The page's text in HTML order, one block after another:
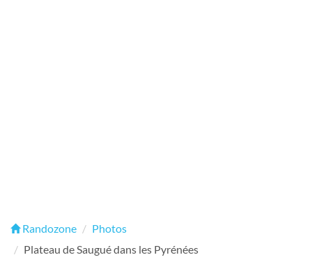
Randozone
Photos
Plateau de Saugué dans les Pyrénées